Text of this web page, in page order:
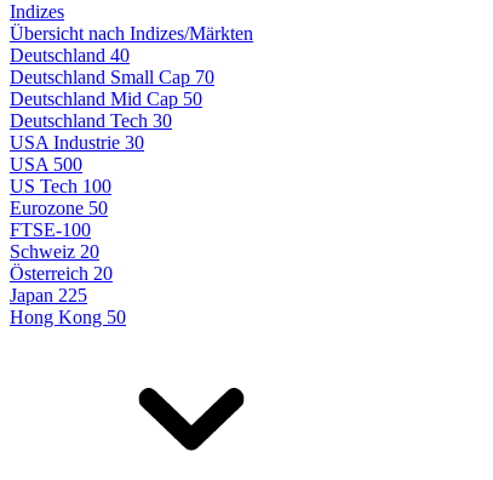
Indizes
Übersicht nach Indizes/Märkten
Deutschland 40
Deutschland Small Cap 70
Deutschland Mid Cap 50
Deutschland Tech 30
USA Industrie 30
USA 500
US Tech 100
Eurozone 50
FTSE-100
Schweiz 20
Österreich 20
Japan 225
Hong Kong 50